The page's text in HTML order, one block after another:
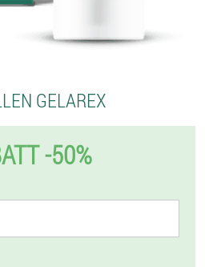
GELAREX
-50%